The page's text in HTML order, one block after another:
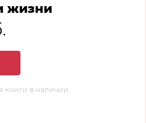
жизни
книги в наличии,